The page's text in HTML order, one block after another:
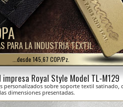
PARA LA INDUSTRIA TEXTIL
...desde 145,67 COP/Pz.
Royal Style Model TL-M129
personalizados sobre soporte textil satinado,
las dimensiones presentadas.